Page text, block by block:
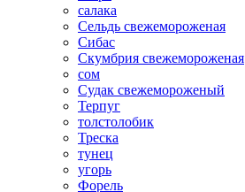
салака
Сельдь свежемороженая
Сибас
Скумбрия свежемороженая
сом
Судак свежемороженый
Терпуг
толстолобик
Треска
тунец
угорь
Форель